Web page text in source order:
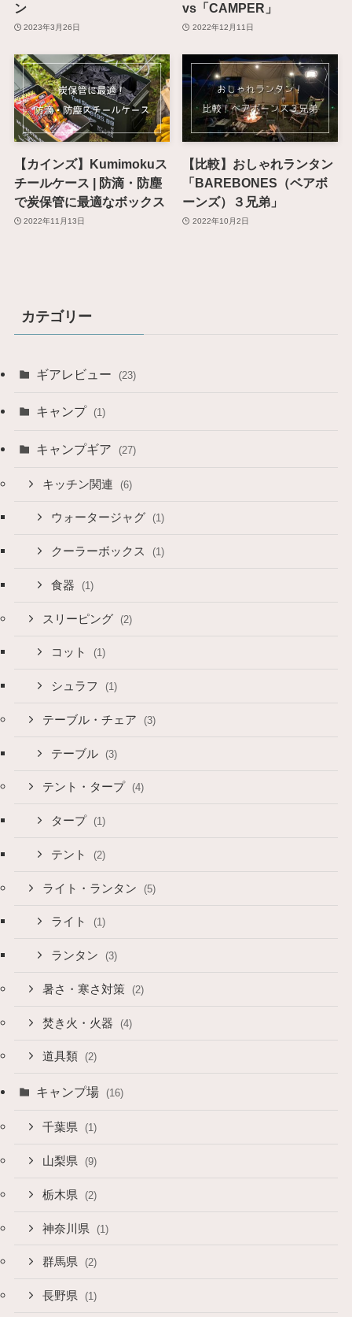
ン
2023年3月26日
vs「CAMPER」
2022年12月11日
【カインズ】Kumimokuス
チールケース | 防滴・防塵
で炭保管に最適なボックス
2022年11月13日
【比較】おしゃれランタン
「BAREBONES（ベアボ
ーンズ）３兄弟」
2022年10月2日
カテゴリー
ギアレビュー (23)
キャンプ (1)
キャンプギア (27)
キッチン関連 (6)
ウォータージャグ (1)
クーラーボックス (1)
食器 (1)
スリーピング (2)
コット (1)
シュラフ (1)
テーブル・チェア (3)
テーブル (3)
テント・タープ (4)
タープ (1)
テント (2)
ライト・ランタン (5)
ライト (1)
ランタン (3)
暑さ・寒さ対策 (2)
焚き火・火器 (4)
道具類 (2)
キャンプ場 (16)
千葉県 (1)
山梨県 (9)
栃木県 (2)
神奈川県 (1)
群馬県 (2)
長野県 (1)